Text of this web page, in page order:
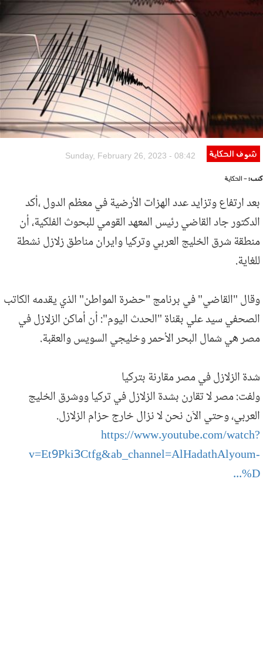
زلازل
شوف الحكاية Sunday, February 26, 2023 - 08:42
كتب:- الحكاية
بعد ارتفاع وتزايد عدد الهزات الأرضية في معظم الدول ،أكد
الدكتور جاد القاضي رئيس المعهد القومي للبحوث الفلكية، أن
منطقة شرق الخليج العربي وتركيا وايران مناطق زلازل نشطة
للغاية.
وقال "القاضي" في برنامج "حضرة المواطن" الذي يقدمه الكاتب
الصحفي سيد علي بقناة "الحدث اليوم": أن أماكن الزلازل في
مصر هي شمال البحر الأحمر وخليجي السويس والعقبة.
شدة الزلازل في مصر مقارنة بتركيا
ولفت: مصر لا تقارن بشدة الزلازل في تركيا ووشرق الخليج
العربي، وحتي الاَن نحن لا نزال خارج حزام الزلازل.
https://www.youtube.com/watch?
v=Et9Pki3Ctfg&ab_channel=AlHadathAlyoum-
%D...